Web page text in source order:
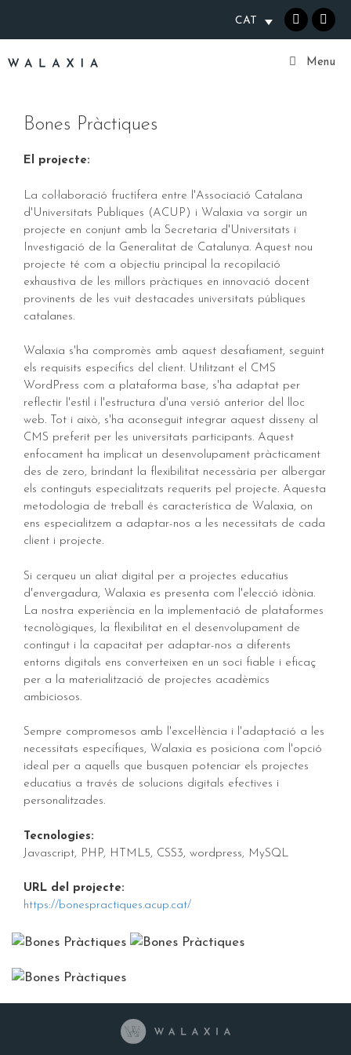
CAT
Menu
Bones Pràctiques
El projecte:
La col·laboració fructífera entre l'Associació Catalana
d'Universitats Publiques (ACUP) i Walaxia va sorgir un
projecte en conjunt amb la Secretaria d'Universitats i
Investigació de la Generalitat de Catalunya. Aquest nou
projecte té com a objectiu principal la recopilació
exhaustiva de les millors pràctiques en innovació docent
provinents de les vuit destacades universitats públiques
catalanes.
Walaxia s'ha compromès amb aquest desafiament, seguint
els requisits específics del client. Utilitzant el CMS
WordPress com a plataforma base, s'ha adaptat per
reflectir l'estil i l'estructura d'una versió anterior del lloc
web. Tot i això, s'ha aconseguit integrar aquest disseny al
CMS preferit per les universitats participants. Aquest
enfocament ha implicat un desenvolupament pràcticament
des de zero, brindant la flexibilitat necessària per albergar
els continguts especialitzats requerits pel projecte. Aquesta
metodologia de treball és característica de Walaxia, on
ens especialitzem a adaptar-nos a les necessitats de cada
client i projecte.
Si cerqueu un aliat digital per a projectes educatius
d'envergadura, Walaxia es presenta com l'elecció idònia.
La nostra experiència en la implementació de plataformes
tecnològiques, la flexibilitat en el desenvolupament de
contingut i la capacitat per adaptar-nos a diferents
entorns digitals ens converteixen en un soci fiable i eficaç
per a la materialització de projectes acadèmics
ambiciosos.
Sempre compromesos amb l'excel·lència i l'adaptació a les
necessitats específiques, Walaxia es posiciona com l'opció
ideal per a aquells que busquen potenciar els projectes
educatius a través de solucions digitals efectives i
personalitzades.
Tecnologies:
Javascript, PHP, HTML5, CSS3, wordpress, MySQL
URL del projecte:
https://bonespractiques.acup.cat/